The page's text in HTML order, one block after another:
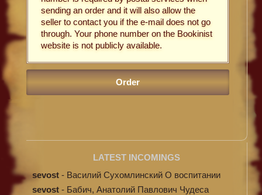
sending an order and it will also allow the
seller to contact you if the e-mail does not go
through. Your phone number on the Bookinist
website is not publicly available.
LATEST INCOMINGS
sevost - Василий Сухомлинский О воспитании
sevost - Бабич, Анатолий Павлович Чудеса